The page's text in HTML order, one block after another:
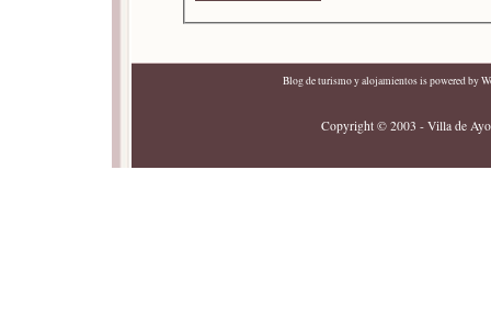
Blog de turismo y alojamientosis powered by
Copyright © 2003 - Villa de